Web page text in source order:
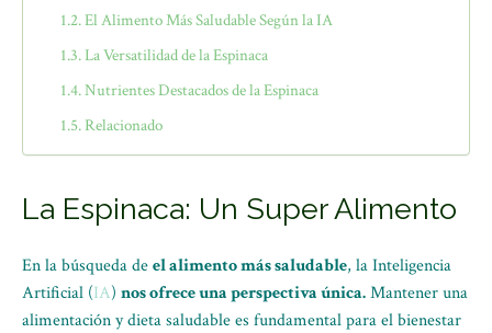
El Alimento Más Saludable Según la IA
La Versatilidad de la Espinaca
Nutrientes Destacados de la Espinaca
Relacionado
La Espinaca: Un Super Alimento
En la búsqueda deel alimento más saludable, la Inteligencia
Artificial (IA) nos ofrece una perspectiva única.Mantener una
alimentación y dieta saludable es fundamental para el bienestar